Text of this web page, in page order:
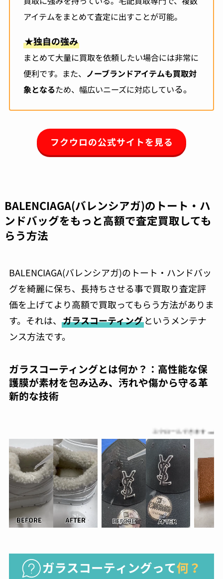
アイテムをまとめて査定に出すことが可能。
★独自の強み
まとめて大量に買取を依頼したい場合には非常に
便利です。また、 ノーブランドアイテムも買取対
象となるため、幅広いニーズに対応している。
フクウロの公式サイトを見る
BALENCIAGA(バレンシアガ)のトート・ハ
ンドバッグをもっと高額で査定買取しても
らう方法
BALENCIAGA(バレンシアガ)のトート・ハンドバッ
グを綺麗に保ち、長持ちさせる事で買取り査定評
価を上げてより高額で買取ってもらう方法がありま
す。それは、 ガラスコーティングというメンテナ
ンス方法です。
ガラスコーティングとは何か？：高性能な保
護膜が素材を包み込み、汚れや傷から守る革
新的な技術
スクロールできます